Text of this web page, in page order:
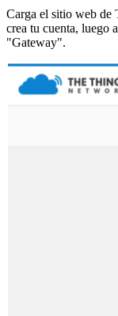
Carga el sitio web de
crea tu cuenta, luego
"Gateway".